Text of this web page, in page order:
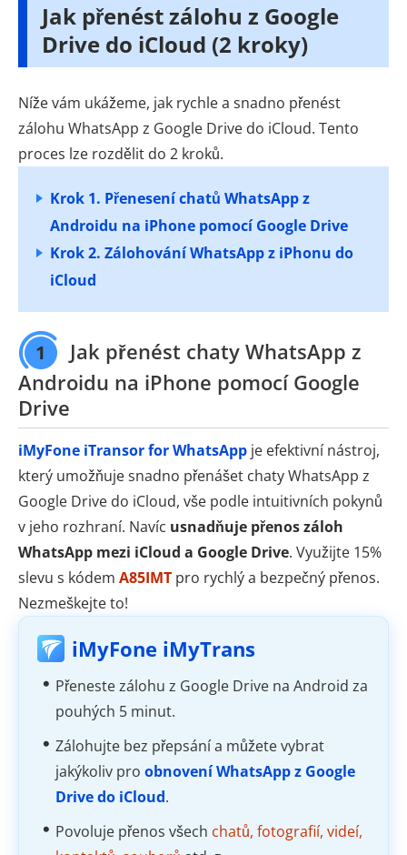
Jak přenést zálohu z Google
Drive do iCloud (2 kroky)
Níže vám ukážeme, jak rychle a snadno přenést
zálohu WhatsApp z Google Drive do iCloud. Tento
proces lze rozdělit do 2 kroků.
Krok 1. Přenesení chatů WhatsApp z
Androidu na iPhone pomocí Google Drive
Krok 2. Zálohování WhatsApp z iPhonu do
iCloud
1
Jak přenést chaty WhatsApp z
Androidu na iPhone pomocí Google
Drive
iMyFone iTransor for WhatsApp je efektivní nástroj,
který umožňuje snadno přenášet chaty WhatsApp z
Google Drive do iCloud, vše podle intuitivních pokynů
v jeho rozhraní. Navíc usnadňuje přenos záloh
WhatsApp mezi iCloud a Google Drive. Využijte 15%
slevu s kódem A85IMT pro rychlý a bezpečný přenos.
Nezmeškejte to!
iMyFone iMyTrans
Přeneste zálohu z Google Drive na Android za
pouhých 5 minut.
Zálohujte bez přepsání a můžete vybrat
jakýkoliv pro obnovení WhatsApp z Google
Drive do iCloud.
Povoluje přenos všech chatů, fotografií, videí,